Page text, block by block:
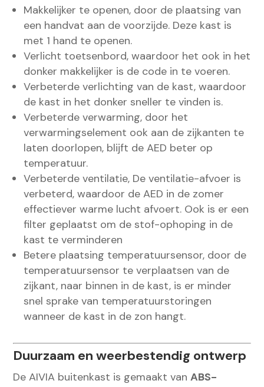
Makkelijker te openen, door de plaatsing van
een handvat aan de voorzijde. Deze kast is
met 1 hand te openen.
Verlicht toetsenbord, waardoor het ook in het
donker makkelijker is de code in te voeren.
Verbeterde verlichting van de kast, waardoor
de kast in het donker sneller te vinden is.
Verbeterde verwarming, door het
verwarmingselement ook aan de zijkanten te
laten doorlopen, blijft de AED beter op
temperatuur.
Verbeterde ventilatie, De ventilatie-afvoer is
verbeterd, waardoor de AED in de zomer
effectiever warme lucht afvoert. Ook is er een
filter geplaatst om de stof-ophoping in de
kast te verminderen
Betere plaatsing temperatuursensor, door de
temperatuursensor te verplaatsen van de
zijkant, naar binnen in de kast, is er minder
snel sprake van temperatuurstoringen
wanneer de kast in de zon hangt.
Duurzaam en weerbestendig ontwerp
De AIVIA buitenkast is gemaakt vanABS-